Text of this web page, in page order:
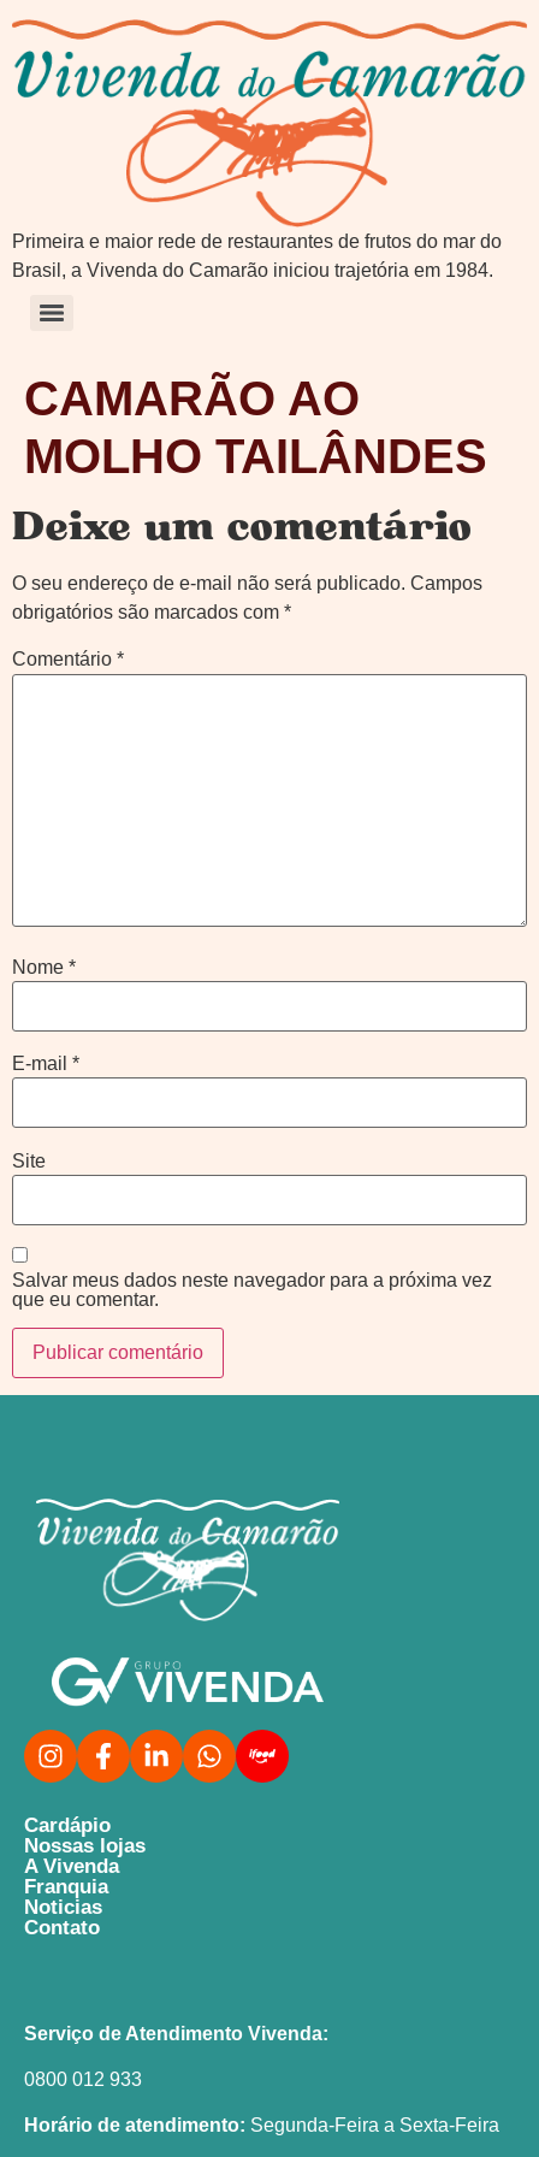
Primeira e maior rede de restaurantes de frutos do mar do
Brasil, a Vivenda do Camarão iniciou trajetória em 1984.
CAMARÃO AO
MOLHO TAILÂNDES
Deixe um comentário
O seu endereço de e-mail não será publicado. Campos
obrigatórios são marcados com *
Comentário *
Nome *
E-mail *
Site
Salvar meus dados neste navegador para a próxima vez
que eu comentar.
Cardápio
Nossas lojas
A Vivenda
Franquia
Noticias
Contato
Serviço de Atendimento Vivenda:
0800 012 933
Horário de atendimento: Segunda-Feira a Sexta-Feira